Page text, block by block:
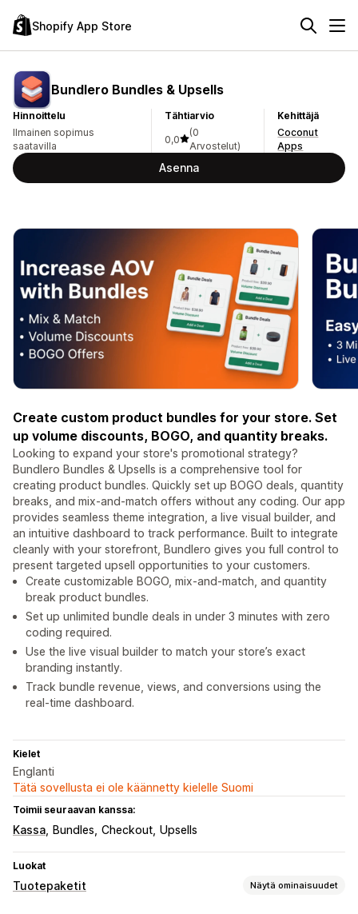
Shopify App Store
Bundlero Bundles & Upsells
Hinnoittelu
Ilmainen sopimus
saatavilla
Tähtiarvio
0,0
(0
Arvostelut)
Kehittäjä
Coconut
Apps
Asenna
Create custom product bundles for your store. Set
up volume discounts, BOGO, and quantity breaks.
Looking to expand your store's promotional strategy?
Bundlero Bundles & Upsells is a comprehensive tool for
creating product bundles. Quickly set up BOGO deals, quantity
breaks, and mix-and-match offers without any coding. Our app
provides seamless theme integration, a live visual builder, and
an intuitive dashboard to track performance. Built to integrate
cleanly with your storefront, Bundlero gives you full control to
present targeted upsell opportunities to your customers.
Create customizable BOGO, mix-and-match, and quantity
break product bundles.
Set up unlimited bundle deals in under 3 minutes with zero
coding required.
Use the live visual builder to match your store’s exact
branding instantly.
Track bundle revenue, views, and conversions using the
real-time dashboard.
Kielet
Englanti
Tätä sovellusta ei ole käännetty kielelle Suomi
Toimii seuraavan kanssa:
Kassa Bundles Checkout Upsells
Luokat
Tuotepaketit Näytä ominaisuudet